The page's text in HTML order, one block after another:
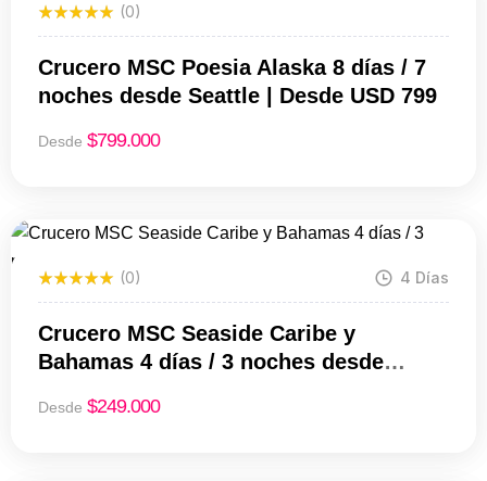
(0)
Crucero MSC Poesia Alaska 8 días / 7
noches desde Seattle | Desde USD 799
Desde $799.000
(0) 4 Días
Crucero MSC Seaside Caribe y
Bahamas 4 días / 3 noches desde
Desde $249.000